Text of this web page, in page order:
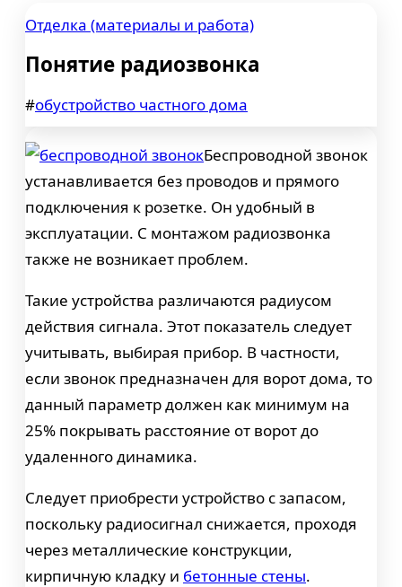
Отделка (материалы и работа)
Понятие радиозвонка
#обустройство частного дома
Беспроводной звонок
устанавливается без проводов и прямого
подключения к розетке. Он удобный в
эксплуатации. С монтажом радиозвонка
также не возникает проблем.
Такие устройства различаются радиусом
действия сигнала. Этот показатель следует
учитывать, выбирая прибор. В частности,
если звонок предназначен для ворот дома, то
данный параметр должен как минимум на
25% покрывать расстояние от ворот до
удаленного динамика.
Следует приобрести устройство с запасом,
поскольку радиосигнал снижается, проходя
через металлические конструкции,
кирпичную кладку и бетонные стены.